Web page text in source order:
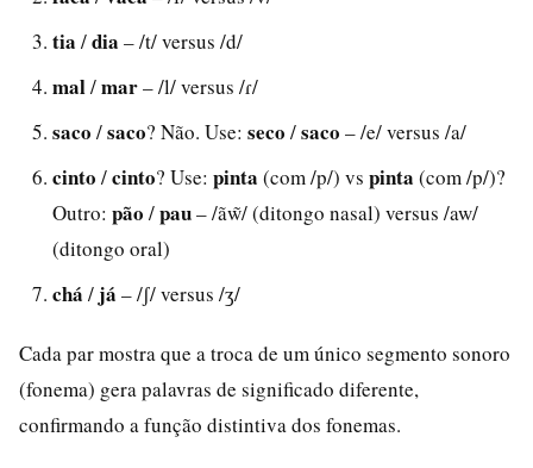
tia /dia – /t/ versus /d/
mal/mar– /l/ versus /ɾ/
saco /saco? Não. Use: seco /saco – /e/ versus /a/
cinto /cinto? Use: pinta (com /p/) vs pinta (com /p/)?
Outro: pão /pau– /ãw̃/ (ditongo nasal) versus /aw/
(ditongo oral)
chá / já – /ʃ/ versus /ʒ/
Cada par mostra que a troca de um único segmento sonoro
(fonema) gera palavras de significado diferente,
confirmando a função distintiva dos fonemas.